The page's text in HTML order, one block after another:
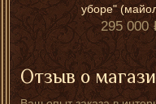
уборе"
295 000
Отзыв о